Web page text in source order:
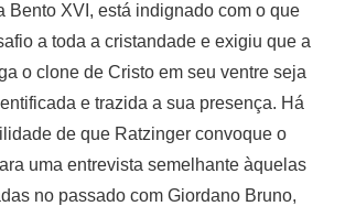
Bento XVI, está indignado com o que
a toda a cristandade e exigiu que a
o clone de Cristo em seu ventre seja
e trazida a sua presença. Há
de que Ratzinger convoque o
uma entrevista semelhante àquelas
no passado com Giordano Bruno,